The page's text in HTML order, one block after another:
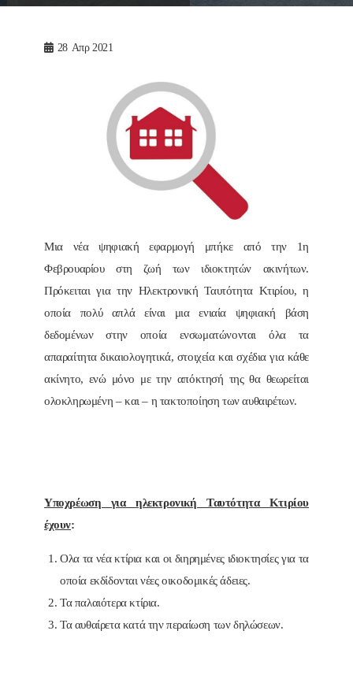
28 Απρ 2021
Μια νέα ψηφιακή εφαρμογή μπήκε από την 1η
Φεβρουαρίου στη ζωή των ιδιοκτητών ακινήτων.
Πρόκειται για την Ηλεκτρονική Ταυτότητα Κτιρίου, η
οποία πολύ απλά είναι μια ενιαία ψηφιακή βάση
δεδομένων στην οποία ενσωματώνονται όλα τα
απαραίτητα δικαιολογητικά, στοιχεία και σχέδια για κάθε
ακίνητο, ενώ μόνο με την απόκτησή της θα θεωρείται
ολοκληρωμένη – και – η τακτοποίηση των αυθαιρέτων.
Υποχρέωση για ηλεκτρονική Ταυτότητα Κτιρίου
έχουν:
Ολα τα νέα κτίρια και οι διηρημένες ιδιοκτησίες για τα
οποία εκδίδονται νέες οικοδομικές άδειες.
Τα παλαιότερα κτίρια.
Τα αυθαίρετα κατά την περαίωση των δηλώσεων.